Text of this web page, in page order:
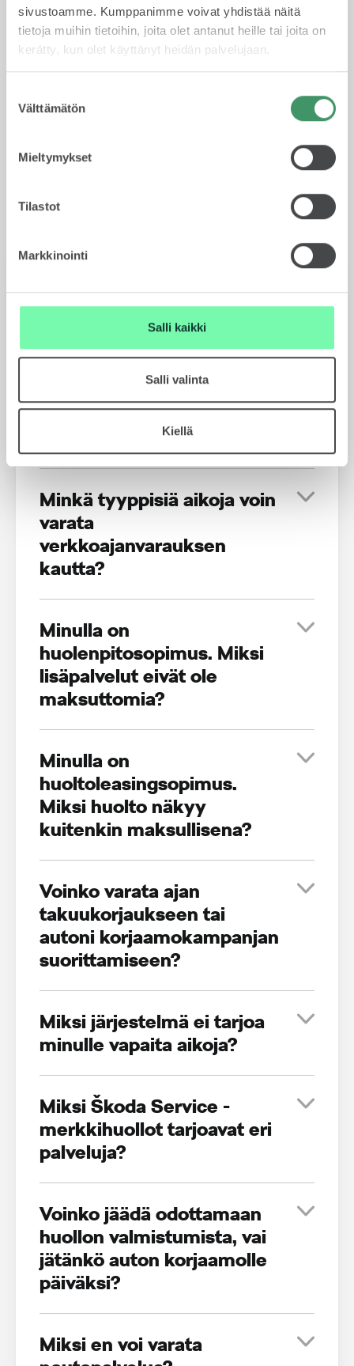
sivustoamme. Kumppanimme voivat yhdistää näitä
tietoja muihin tietoihin, joita olet antanut heille tai joita on
kerätty, kun olet käyttänyt heidän palvelujaan.
valinta
Välttämätön
Mieltymykset
Tilastot
Markkinointi
Salli kaikki
Salli valinta
Kiellä
Usein kysytyt
Miksi järjestelmä ei
tunnista autoani?
Miksi järjestelmä tarjoaa
minulle väärää huoltoa?
Minkä tyyppisiä aikoja voin
varata
verkkoajanvarauksen
kautta?
Minulla on
huolenpitosopimus. Miksi
lisäpalvelut eivät ole
maksuttomia?
Minulla on
huoltoleasingsopimus.
Miksi huolto näkyy
kuitenkin maksullisena?
Voinko varata ajan
takuukorjaukseen tai
autoni korjaamokampanjan
suorittamiseen?
Miksi järjestelmä ei tarjoa
minulle vapaita aikoja?
Miksi Škoda Service -
merkkihuollot tarjoavat eri
palveluja?
Voinko jäädä odottamaan
huollon valmistumista, vai
jätänkö auton korjaamolle
päiväksi?
Miksi en voi varata